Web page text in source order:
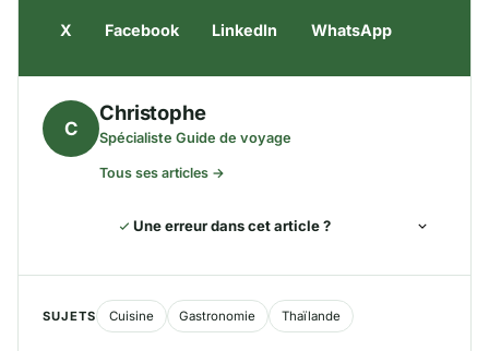
X Facebook LinkedIn WhatsApp
C
Christophe
Spécialiste Guide de voyage
Tous ses articles →
Une erreur dans cet article ?
SUJETS Cuisine Gastronomie Thaïlande